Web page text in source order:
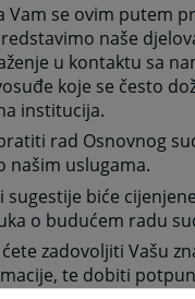
Vam se ovim putem
naše
u kontaktu sa
koje se često
institucija.
rad Osnovnog
našim uslugama.
sugestije biće
o budućem radu
zadovoljiti Vašu
te dobiti